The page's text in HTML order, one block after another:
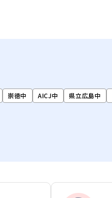
崇徳中 AICJ中 県立広島中